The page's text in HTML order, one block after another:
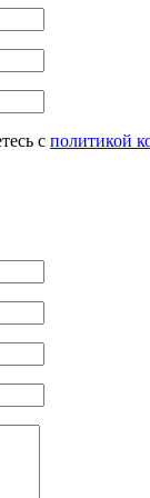
с политикой